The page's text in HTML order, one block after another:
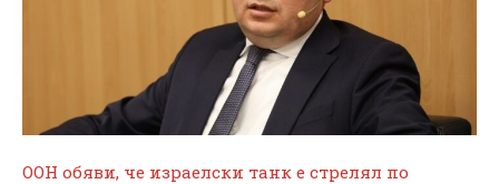
ООН обяви, че израелски танк е стрелял по